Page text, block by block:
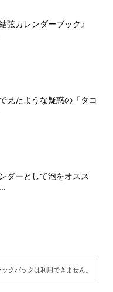
結弦カレンダーブック』
見たような疑惑の「タコ
ダーとして泡をオスス
ックバックは利用できません。